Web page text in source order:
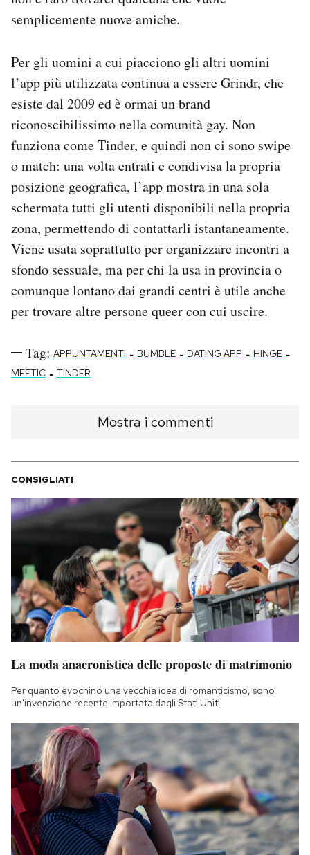
semplicemente nuove amiche.
Per gli uomini a cui piacciono gli altri uomini
l’app più utilizzata continua a essere Grindr, che
esiste dal 2009 ed è ormai un brand
riconoscibilissimo nella comunità gay. Non
funziona come Tinder, e quindi non ci sono swipe
o match: una volta entrati e condivisa la propria
posizione geografica, l’app mostra in una sola
schermata tutti gli utenti disponibili nella propria
zona, permettendo di contattarli istantaneamente.
Viene usata soprattutto per organizzare incontri a
sfondo sessuale, ma per chi la usa in provincia o
comunque lontano dai grandi centri è utile anche
per trovare altre persone queer con cui uscire.
Tag: APPUNTAMENTI - BUMBLE - DATING APP - HINGE -
MEETIC - TINDER
Mostra i commenti
CONSIGLIATI
La moda anacronistica delle proposte di matrimonio
Per quanto evochino una vecchia idea di romanticismo, sono
un'invenzione recente importata dagli Stati Uniti